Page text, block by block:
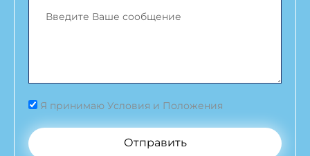
Я принимаю Условия и Положения
Отправить